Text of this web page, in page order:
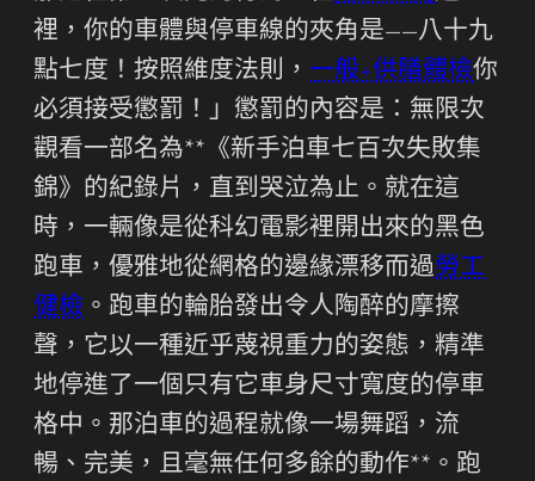
裡，你的車體與停車線的夾角是——八十九
點七度！按照維度法則， 一般+供膳體檢你
必須接受懲罰！」懲罰的內容是：無限次
觀看一部名為**《新手泊車七百次失敗集
錦》的紀錄片，直到哭泣為止。就在這
時，一輛像是從科幻電影裡開出來的黑色
跑車，優雅地從網格的邊緣漂移而過勞工
健檢 。跑車的輪胎發出令人陶醉的摩擦
聲，它以一種近乎蔑視重力的姿態，精準
地停進了一個只有它車身尺寸寬度的停車
格中。那泊車的過程就像一場舞蹈，流
暢、完美，且毫無任何多餘的動作**。跑